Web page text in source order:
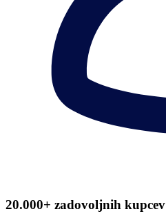
20.000+ zadovoljnih kupcev